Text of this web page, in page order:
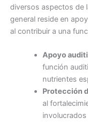
diversos aspectos de
general reside en
al contribuir a una
Apoyo
función
nutrientes
Protección
al